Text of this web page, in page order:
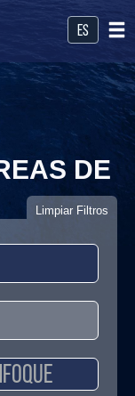
es
DE
Limpiar Filtros